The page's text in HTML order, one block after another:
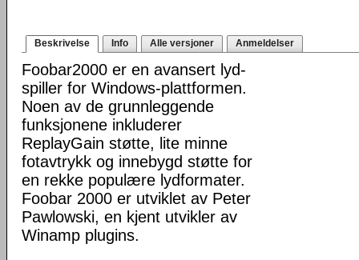
Beskrivelse Info Alle versjoner Anmeldelser
Foobar2000 er en avansert lyd-
spiller for Windows-plattformen.
Noen av de grunnleggende
funksjonene inkluderer
ReplayGain støtte, lite minne
fotavtrykk og innebygd støtte for
en rekke populære lydformater.
Foobar 2000 er utviklet av Peter
Pawlowski, en kjent utvikler av
Winamp plugins.